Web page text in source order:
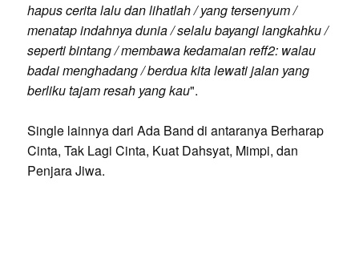
hapus cerita lalu dan lihatlah / yang tersenyum /
menatap indahnya dunia / selalu bayangi langkahku /
seperti bintang / membawa kedamaian reff2: walau
badai menghadang / berdua kita lewati jalan yang
berliku tajam resah yang kau".
Single lainnya dari Ada Band di antaranya Berharap
Cinta, Tak Lagi Cinta, Kuat Dahsyat, Mimpi, dan
Penjara Jiwa.